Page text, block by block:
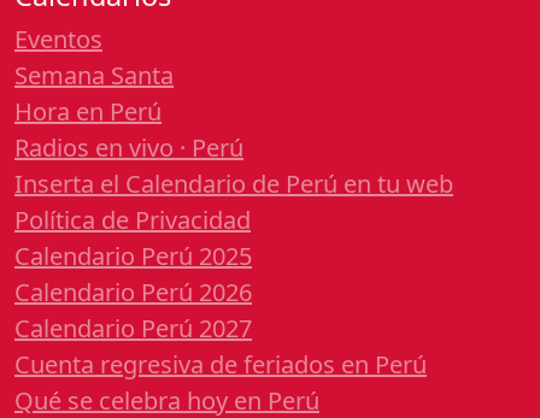
Eventos
Semana Santa
Hora en Perú
Radios en vivo · Perú
Inserta el Calendario de Perú en tu web
Política de Privacidad
Calendario Perú 2025
Calendario Perú 2026
Calendario Perú 2027
Cuenta regresiva de feriados en Perú
Qué se celebra hoy en Perú